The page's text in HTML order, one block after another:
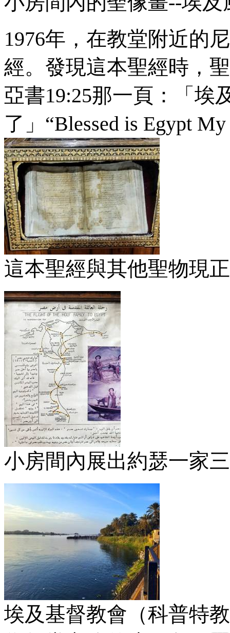
1976年，在教堂附近的
經。發現這本聖經時，
亞書19:25那一頁：「埃
了」 “Blessed is Egypt My
這本聖經與其他聖物現
小房間內展出約瑟一家
埃及基督教會（科普特